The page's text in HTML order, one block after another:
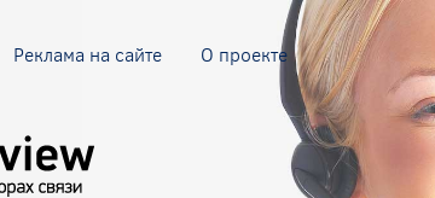
Реклама на сайте О проекте